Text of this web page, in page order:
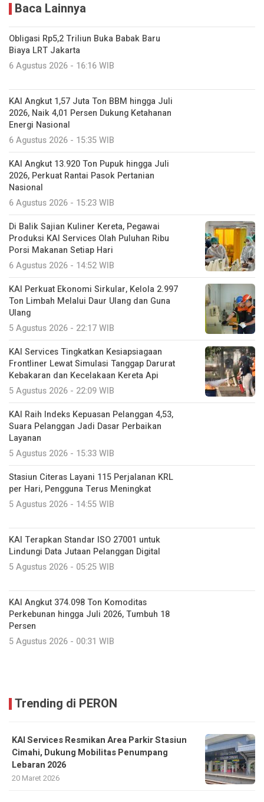
Baca Lainnya
Obligasi Rp5,2 Triliun Buka Babak Baru
Biaya LRT Jakarta
6 Agustus 2026 - 16:16 WIB
KAI Angkut 1,57 Juta Ton BBM hingga Juli
2026, Naik 4,01 Persen Dukung Ketahanan
Energi Nasional
6 Agustus 2026 - 15:35 WIB
KAI Angkut 13.920 Ton Pupuk hingga Juli
2026, Perkuat Rantai Pasok Pertanian
Nasional
6 Agustus 2026 - 15:23 WIB
Di Balik Sajian Kuliner Kereta, Pegawai
Produksi KAI Services Olah Puluhan Ribu
Porsi Makanan Setiap Hari
6 Agustus 2026 - 14:52 WIB
KAI Perkuat Ekonomi Sirkular, Kelola 2.997
Ton Limbah Melalui Daur Ulang dan Guna
Ulang
5 Agustus 2026 - 22:17 WIB
KAI Services Tingkatkan Kesiapsiagaan
Frontliner Lewat Simulasi Tanggap Darurat
Kebakaran dan Kecelakaan Kereta Api
5 Agustus 2026 - 22:09 WIB
KAI Raih Indeks Kepuasan Pelanggan 4,53,
Suara Pelanggan Jadi Dasar Perbaikan
Layanan
5 Agustus 2026 - 15:33 WIB
Stasiun Citeras Layani 115 Perjalanan KRL
per Hari, Pengguna Terus Meningkat
5 Agustus 2026 - 14:55 WIB
KAI Terapkan Standar ISO 27001 untuk
Lindungi Data Jutaan Pelanggan Digital
5 Agustus 2026 - 05:25 WIB
KAI Angkut 374.098 Ton Komoditas
Perkebunan hingga Juli 2026, Tumbuh 18
Persen
5 Agustus 2026 - 00:31 WIB
Trending di PERON
KAI Services Resmikan Area Parkir Stasiun
Cimahi, Dukung Mobilitas Penumpang
Lebaran 2026
20 Maret 2026